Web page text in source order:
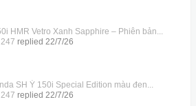
HMR Vetro Xanh Sapphire – Phiên bản...
replied 22/7/26
SH Ý 150i Special Edition màu đen...
replied 22/7/26